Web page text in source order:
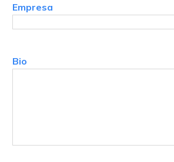
Empresa
Bio